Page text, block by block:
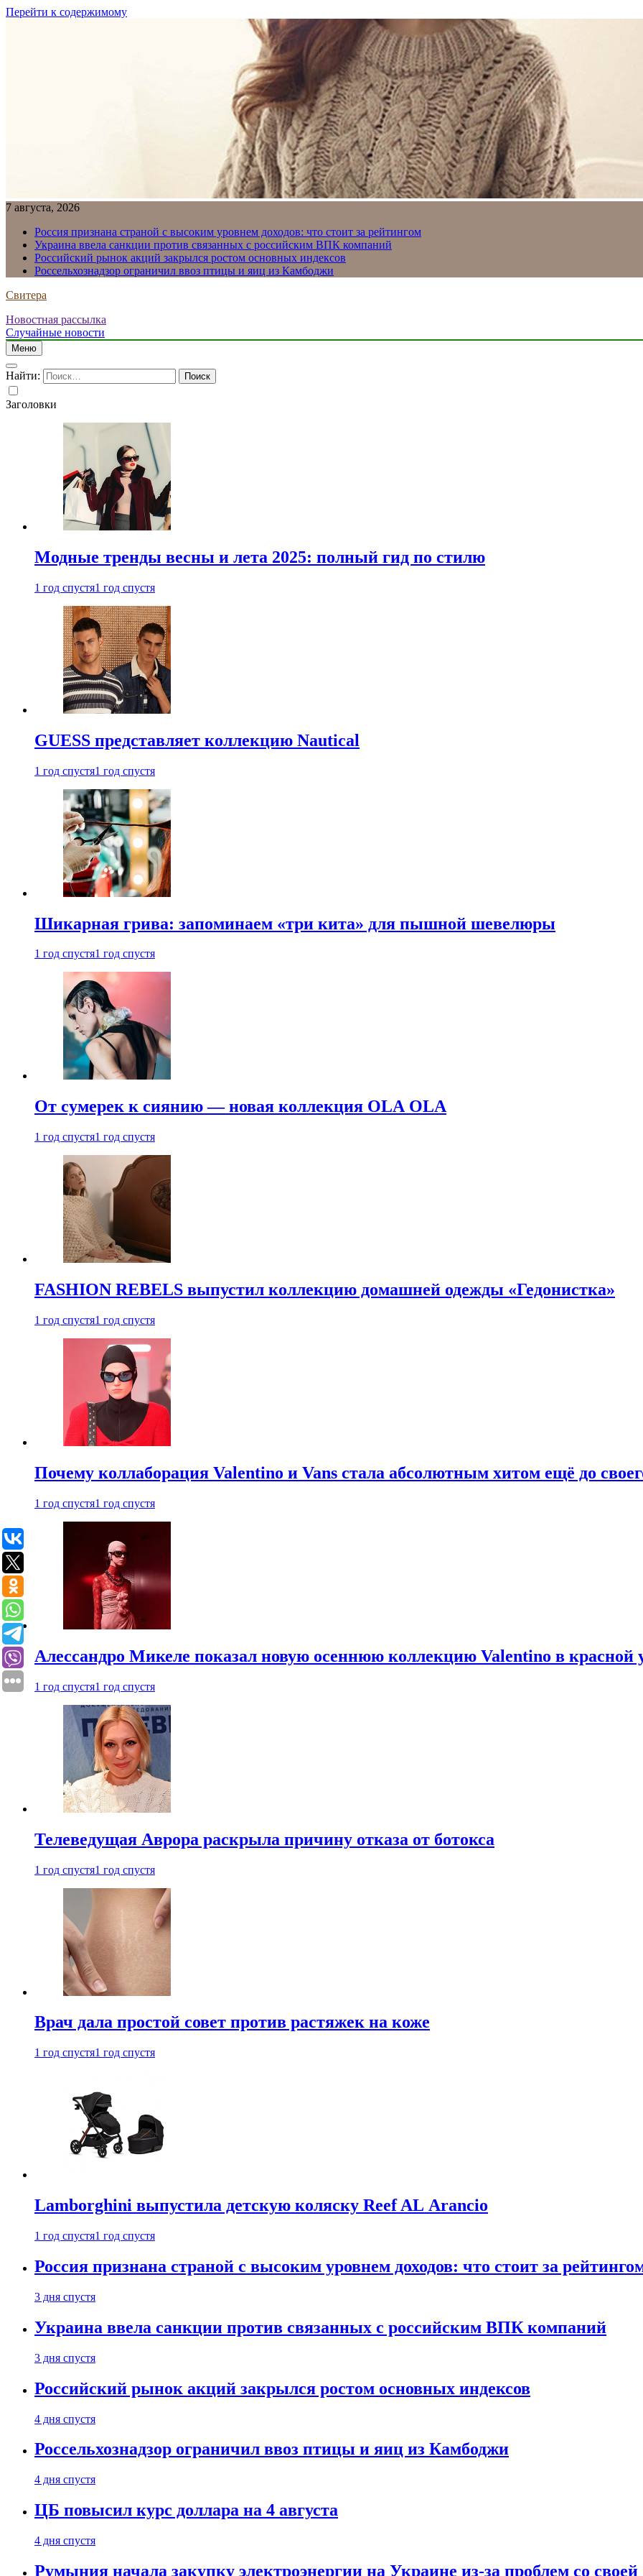
Перейти к содержимому
7 августа, 2026
Россия признана страной с высоким уровнем доходов: что стоит за рейтингом
Украина ввела санкции против связанных с российским ВПК компаний
Российский рынок акций закрылся ростом основных индексов
Россельхознадзор ограничил ввоз птицы и яиц из Камбоджи
Свитера
Новостная рассылка
Случайные новости
Меню
Найти:
Заголовки
Модные тренды весны и лета 2025: полный гид по стилю
1 год спустя1 год спустя
GUESS представляет коллекцию Nautical
1 год спустя1 год спустя
Шикарная грива: запоминаем «три кита» для пышной шевелюры
1 год спустя1 год спустя
От сумерек к сиянию — новая коллекция OLA OLA
1 год спустя1 год спустя
FASHION REBELS выпустил коллекцию домашней одежды «Гедонистка»
1 год спустя1 год спустя
Почему коллаборация Valentino и Vans стала абсолютным хитом ещё до
1 год спустя1 год спустя
Алессандро Микеле показал новую осеннюю коллекцию Valentino в красной
1 год спустя1 год спустя
Телеведущая Аврора раскрыла причину отказа от ботокса
1 год спустя1 год спустя
Врач дала простой совет против растяжек на коже
1 год спустя1 год спустя
Lamborghini выпустила детскую коляску Reef AL Arancio
1 год спустя1 год спустя
Россия признана страной с высоким уровнем доходов: что стоит за
3 дня спустя
Украина ввела санкции против связанных с российским ВПК компаний
3 дня спустя
Российский рынок акций закрылся ростом основных индексов
4 дня спустя
Россельхознадзор ограничил ввоз птицы и яиц из Камбоджи
4 дня спустя
ЦБ повысил курс доллара на 4 августа
4 дня спустя
Румыния начала закупку электроэнергии на Украине из-за проблем со